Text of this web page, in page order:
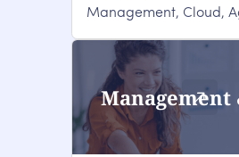
Management, Cloud,
Management